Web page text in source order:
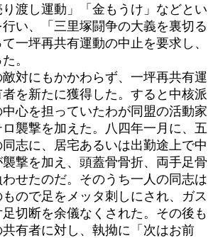
渡し運動」「金もうけ」などとい
い、「三里塚闘争の大義を裏切る
一坪再共有運動の中止を要求し、
。
対にもかかわらず、一坪再共有運
を新たに獲得した。すると中核派
心を担っていたわが同盟の活動家
襲撃を加えた。八四年一月に、五
志に、居宅あるいは出勤途上で中
撃を加え、頭蓋骨骨折、両手足骨
せたのだ。そのうち一人の同志は
ので足をメッタ刺しにされ、ガス
切断を余儀なくされた。その後も
有者に対し、執拗に「次はお前